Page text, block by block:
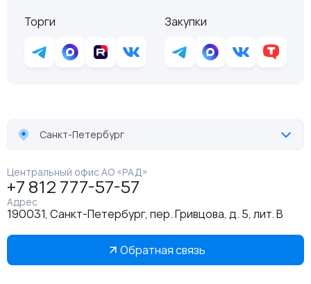
Торги
Закупки
Санкт-Петербург
Центральный офис АО «РАД»
+7 812 777-57-57
Адрес
190031, Санкт-Петербург, пер. Гривцова, д. 5, лит. В
Обратная связь